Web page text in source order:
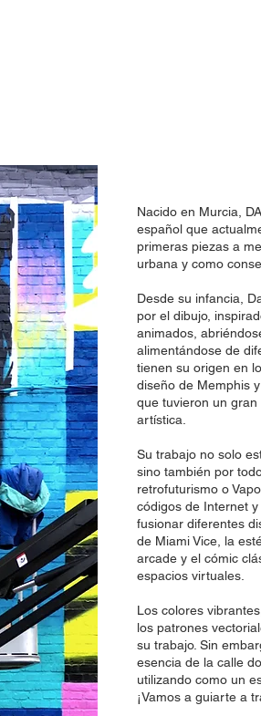
Nacido en Murcia,
español que
primeras piezas a
urbana y como
Desde su infancia,
por el dibujo,
animados,
alimentándose de
tienen su origen en
diseño de Memphis
que tuvieron un
artística.
Su trabajo no solo
sino también por
retrofuturismo o
códigos de Internet
fusionar diferentes
de Miami Vice, la
arcade y el cómic
espacios virtuales.
Los colores
los patrones
su trabajo. Sin
esencia de la calle
utilizando como un
¡Vamos a guiarte a